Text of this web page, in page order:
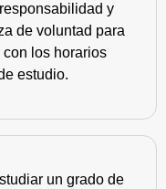
y
de voluntad para
los horarios
estudio.
un grado de